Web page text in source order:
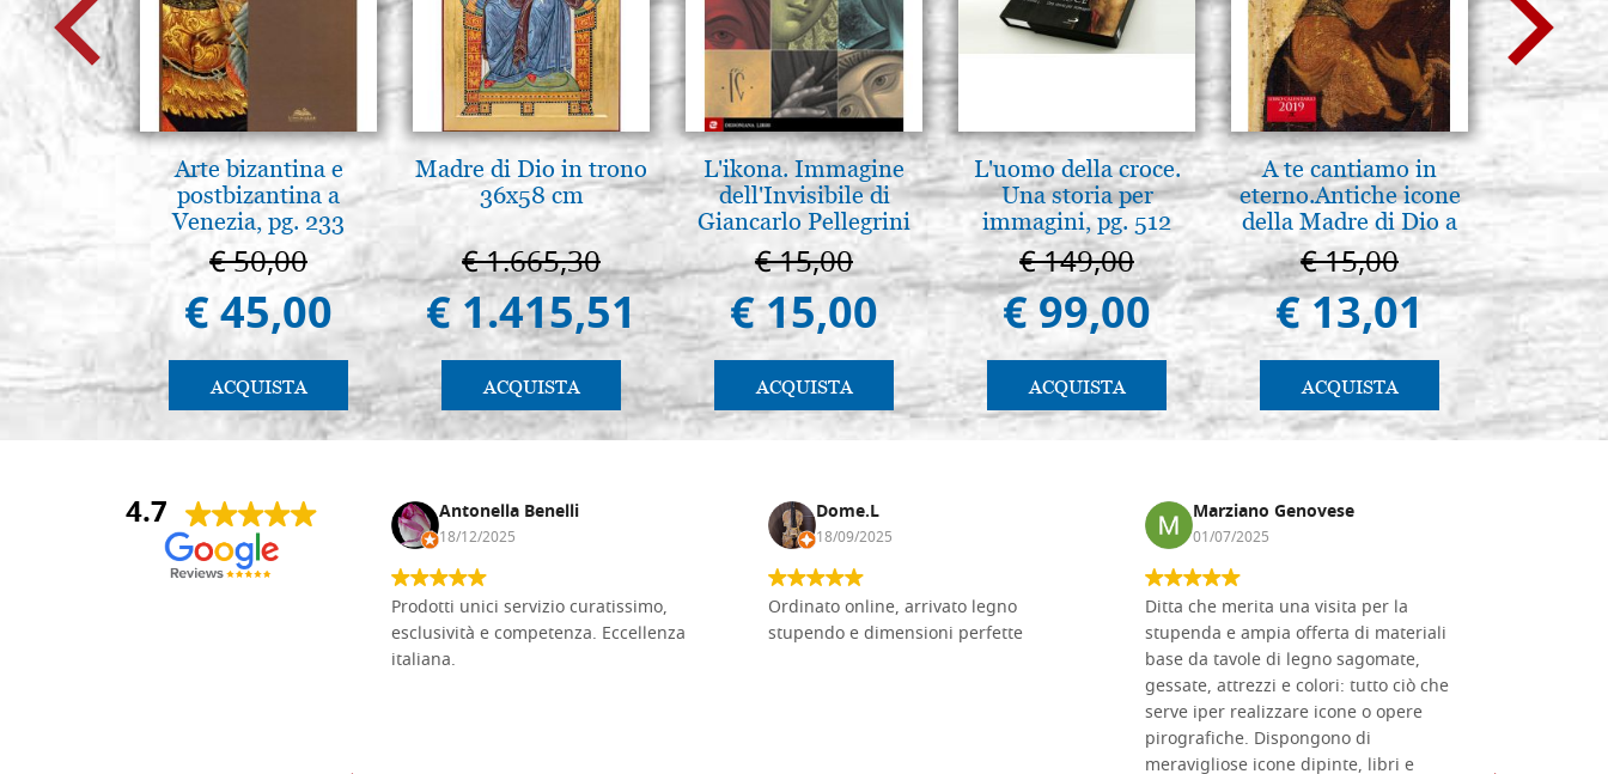
Arte bizantina e
postbizantina a
Venezia, pg. 233
€ 50,00
€ 45,00
ACQUISTA
Madre di Dio in trono
36x58 cm
€ 1.665,30
€ 1.415,51
ACQUISTA
L'ikona. Immagine
dell'Invisibile di
Giancarlo Pellegrini
€ 15,00
€ 15,00
ACQUISTA
L'uomo della croce.
Una storia per
immagini, pg. 512
€ 149,00
€ 99,00
ACQUISTA
A te cantiamo in
eterno.Antiche icone
della Madre di Dio a
Vladimir e Suzdal
(libro-cal. 2019)
€ 15,00
€ 13,01
ACQUISTA
€
4.7
Andrea Monguzzi Antonella Benelli
18/12/2025
Prodotti unici servizio curatissimo,
esclusività e competenza. Eccellenza
italiana.
Dome.L
18/09/2025
Ordinato online, arrivato legno
stupendo e dimensioni perfette
Marziano Genovese
01/07/2025
Ditta che merita una visita per la
stupenda e ampia offerta di materiali
base da tavole di legno sagomate,
gessate, attrezzi e colori: tutto ciò che
serve iper realizzare icone o opere
pirografiche. Dispongono di
meravigliose icone dipinte, libri e